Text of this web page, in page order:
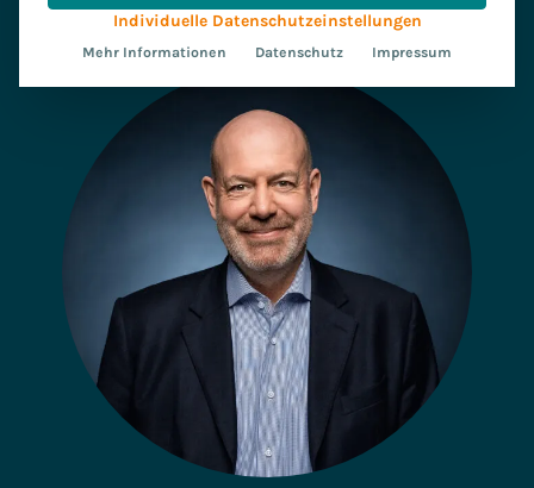
Individuelle Datenschutzeinstellungen
Mehr Informationen Datenschutz Impressum